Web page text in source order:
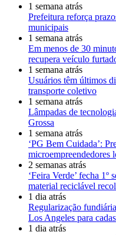
1 semana atrás
Prefeitura reforça
municipais
1 semana atrás
Em menos de 30
recupera veículo
1 semana atrás
Usuários têm últimos
transporte coletivo
1 semana atrás
Lâmpadas de
Grossa
1 semana atrás
‘PG Bem Cuidada’:
microempreendedores
2 semanas atrás
‘Feira Verde’ fecha 1º
material reciclável
1 dia atrás
Regularização
Los Angeles para
1 dia atrás